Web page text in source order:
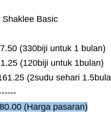
Basic
untuk 1 bulan)
(120biji untuk 1bulan)
sehari
(Harga pasaran)